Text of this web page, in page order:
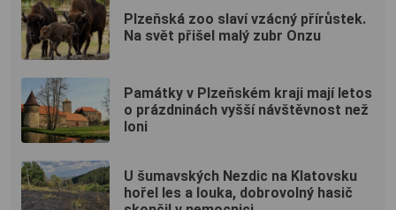
Plzeňská zoo slaví vzácný přírůstek.
Na svět přišel malý zubr Onzu
Památky v Plzeňském kraji mají letos
o prázdninách vyšší návštěvnost než
loni
U šumavských Nezdic na Klatovsku
hořel les a louka, dobrovolný hasič